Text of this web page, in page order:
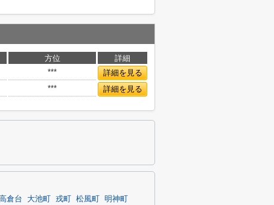
方位
詳細
***
詳細を見る
*** 詳細を見る
高倉台 大池町 戎町 松風町
明神町